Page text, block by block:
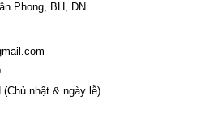
Phong, BH, ĐN
nhật & ngày lễ)